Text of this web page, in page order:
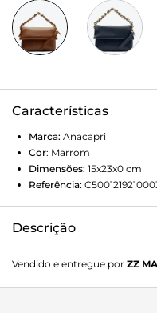
Características
Marca: Anacapri
Cor: Marrom
Dimensões: 15x23x0 cm
Referência:
Descrição
marrom. De shape
solto, o modelo possui
Vendido e entregue por ZZ